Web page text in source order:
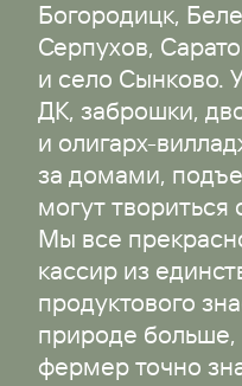
Богородицк,
Серпухов,
и село Сынково.
ДК, заброшки,
и олигарх-
за домами,
могут твориться
Мы все
кассир из
продуктового
природе
фермер точно